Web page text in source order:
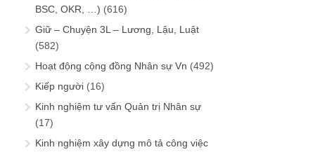
BSC, OKR, …) (616)
Giữ – Chuyện 3L – Lương, Lậu, Luật
(582)
Hoạt động cộng đồng Nhân sự Vn (492)
Kiếp người (16)
Kinh nghiệm tư vấn Quản trị Nhân sự
(17)
Kinh nghiệm xây dựng mô tả công việc